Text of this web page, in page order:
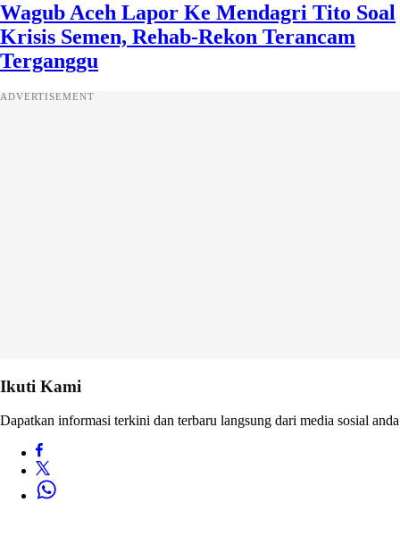
Wagub Aceh Lapor Ke Mendagri Tito Soal
Krisis Semen, Rehab-Rekon Terancam
Terganggu
ADVERTISEMENT
Ikuti Kami
Dapatkan informasi terkini dan terbaru langsung dari media sosial anda